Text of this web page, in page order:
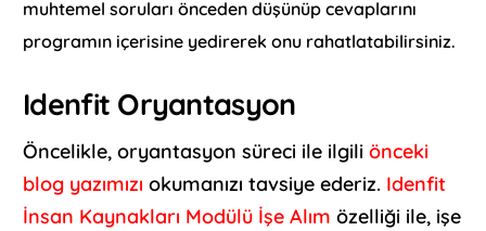
muhtemel soruları önceden düşünüp cevaplarını
programın içerisine yedirerek onu rahatlatabilirsiniz.
Idenfit Oryantasyon
Öncelikle, oryantasyon süreci ile ilgiliönceki
blog yazımızı okumanızı tavsiye ederiz. Idenfit
İnsan Kaynakları Modülü İşe Alım özelliği ile, işe